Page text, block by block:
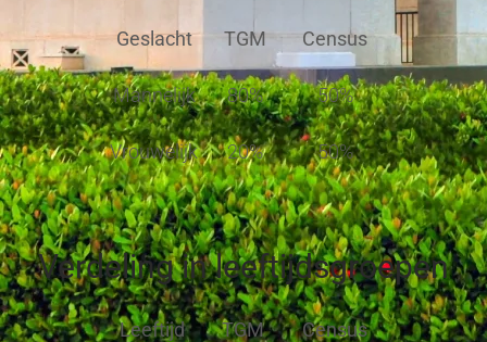
Geslacht TGM Census
Mannelijk 80% 50%
Vrouwelijk 20% 50%
Verdeling in leeftijdsgroepen
Leeftijd TGM Census